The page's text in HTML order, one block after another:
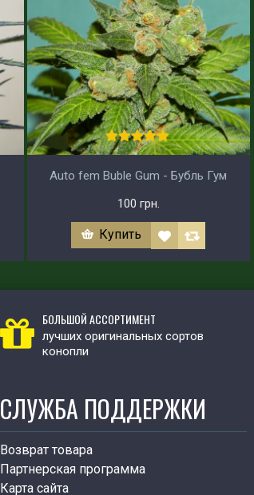
Auto fem Buble Gum - Бубль Гум
100 грн.
Купить
БОЛЬШОЙ АССОРТИМЕНТ
лучших оригинальных сортов
конопли
СЛУЖБА ПОДДЕРЖКИ
Возврат товара
Партнерская программа
Карта сайта